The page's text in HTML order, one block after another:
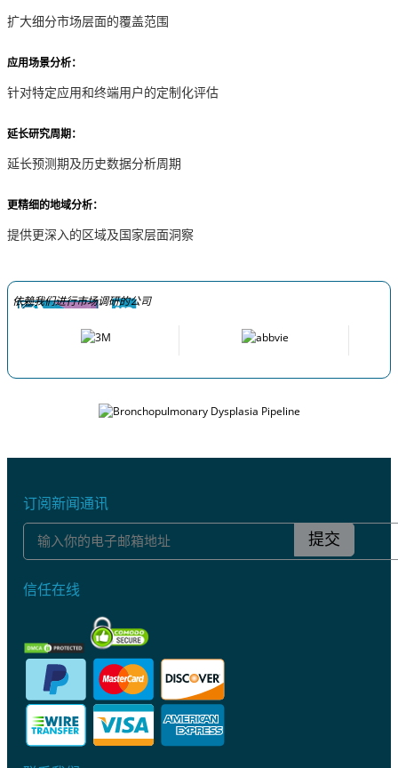
扩大细分市场层面的覆盖范围
应用场景分析：
针对特定应用和终端用户的定制化评估
延长研究周期：
延长预测期及历史数据分析周期
更精细的地域分析：
提供更深入的区域及国家层面洞察
依赖我们进行市场调研的公司
订阅新闻通讯
提交
信任在线